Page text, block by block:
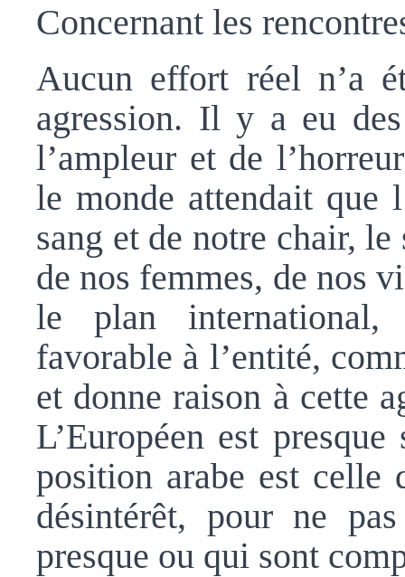
Concernant les
Aucun effort réel n’a
agression. Il y a eu
l’ampleur et de
le monde attendait que
sang et de notre chair,
de nos femmes, de nos
le plan
favorable à l’entité,
et donne raison à cette
L’Européen est
position arabe est celle
désintérêt, pour ne
presque ou qui sont